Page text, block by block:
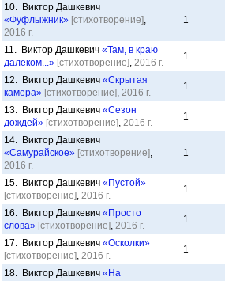
10. Виктор Дашкевич
«Фуфлыжник» [стихотворение],
2016 г.
1
11. Виктор Дашкевич «Там, в краю
далеком...» [стихотворение], 2016 г.
1
12. Виктор Дашкевич «Скрытая
камера» [стихотворение], 2016 г.
1
13. Виктор Дашкевич «Сезон
дождей» [стихотворение], 2016 г.
1
14. Виктор Дашкевич
«Самурайское» [стихотворение],
2016 г.
1
15. Виктор Дашкевич «Пустой»
[стихотворение], 2016 г.
1
16. Виктор Дашкевич «Просто
слова» [стихотворение], 2016 г.
1
17. Виктор Дашкевич «Осколки»
[стихотворение], 2016 г.
1
18. Виктор Дашкевич «На